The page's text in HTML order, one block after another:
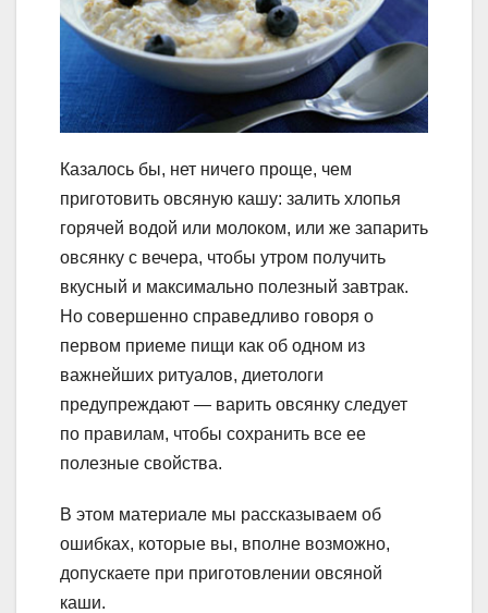
Казалось бы, нет ничего проще, чем
приготовить овсяную кашу: залить хлопья
горячей водой или молоком, или же запарить
овсянку с вечера, чтобы утром получить
вкусный и максимально полезный завтрак.
Но совершенно справедливо говоря о
первом приеме пищи как об одном из
важнейших ритуалов, диетологи
предупреждают — варить овсянку следует
по правилам, чтобы сохранить все ее
полезные свойства.
В этом материале мы рассказываем об
ошибках, которые вы, вполне возможно,
допускаете при приготовлении овсяной
каши.